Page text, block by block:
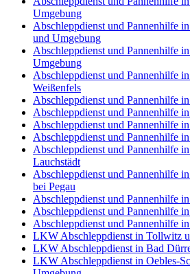
Umgebung
Abschleppdienst und Pannenhilfe
und Umgebung
Abschleppdienst und Pannenhilfe
Umgebung
Abschleppdienst und Pannenhilfe
Weißenfels
Abschleppdienst und Pannenhilfe
Abschleppdienst und Pannenhilfe
Abschleppdienst und Pannenhilfe
Abschleppdienst und Pannenhilfe
Abschleppdienst und Pannenhilfe
Lauchstädt
Abschleppdienst und Pannenhilfe
bei Pegau
Abschleppdienst und Pannenhilfe
Abschleppdienst und Pannenhilfe
Abschleppdienst und Pannenhilfe
LKW Abschleppdienst in Tollwitz
LKW Abschleppdienst in Bad
LKW Abschleppdienst in Oebles-